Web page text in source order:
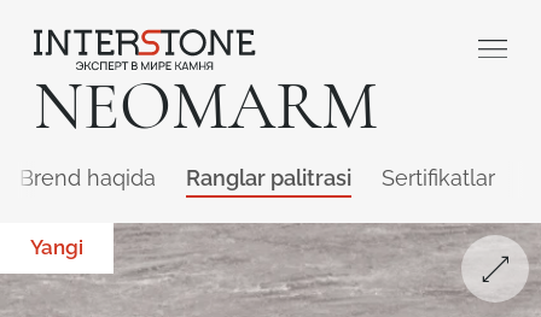
NEOMARM
Brend haqida Ranglar palitrasi Sertifikatlar
Yangi